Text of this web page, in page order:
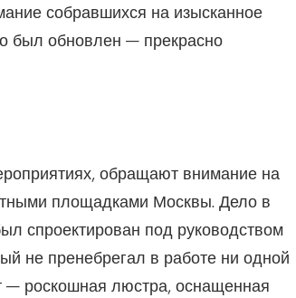
собравшихся на изысканное
был обновлен — прекрасно
обращают внимание на
площадками Москвы. Дело в
спроектирован под руководством
не пренебрегал в работе ни одной
— роскошная люстра, оснащенная